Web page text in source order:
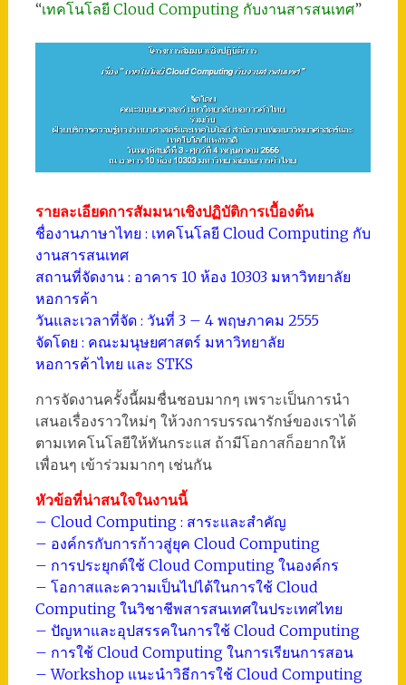
“เทคโนโลยี Cloud Computing กับงานสารสนเทศ”
รายละเอียดการสัมมนาเชิงปฏิบัติการเบื้องต้น
ชื่องานภาษาไทย : เทคโนโลยี Cloud Computing กับ
งานสารสนเทศ
สถานที่จัดงาน : อาคาร 10 ห้อง 10303 มหาวิทยาลัย
หอการค้า
วันและเวลาที่จัด : วันที่ 3 – 4 พฤษภาคม 2555
จัดโดย : คณะมนุษยศาสตร์ มหาวิทยาลัย
หอการค้าไทย และ STKS
การจัดงานครั้งนี้ผมชื่นชอบมากๆ เพราะเป็นการนำ
เสนอเรื่องราวใหม่ๆ ให้วงการบรรณารักษ์ของเราได้
ตามเทคโนโลยีให้ทันกระแส ถ้ามีโอกาสก็อยากให้
เพื่อนๆ เข้าร่วมมากๆ เช่นกัน
หัวข้อที่น่าสนใจในงานนี้
– Cloud Computing : สาระและสำคัญ
– องค์กรกับการก้าวสู่ยุค Cloud Computing
– การประยุกต์ใช้ Cloud Computing ในองค์กร
– โอกาสและความเป็นไปได้ในการใช้ Cloud
Computing ในวิชาชีพสารสนเทศในประเทศไทย
– ปัญหาและอุปสรรคในการใช้ Cloud Computing
– การใช้ Cloud Computing ในการเรียนการสอน
– Workshop แนะนำวิธีการใช้ Cloud Computing